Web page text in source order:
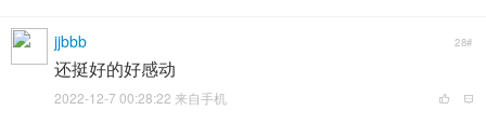
jjbbb 28#
还挺好的好感动
2022-12-7 00:28:22 来自手机